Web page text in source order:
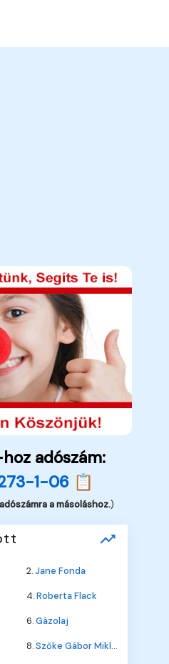
adószám:
1-06 📋
a másoláshoz.)
2.Jane Fonda
4.Roberta Flack
6.Gázolaj
8.Szőke Gábor Miklós